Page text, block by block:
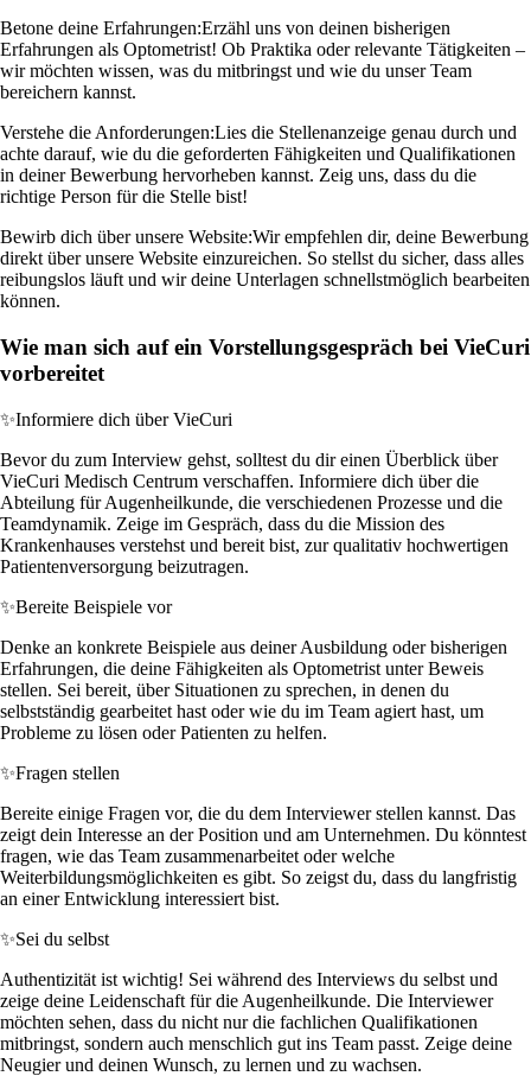
Betone deine Erfahrungen:Erzähl uns von deinen bisherigen
Erfahrungen als Optometrist! Ob Praktika oder relevante Tätigkeiten –
wir möchten wissen, was du mitbringst und wie du unser Team
bereichern kannst.
Verstehe die Anforderungen:Lies die Stellenanzeige genau durch und
achte darauf, wie du die geforderten Fähigkeiten und Qualifikationen
in deiner Bewerbung hervorheben kannst. Zeig uns, dass du die
richtige Person für die Stelle bist!
Bewirb dich über unsere Website:Wir empfehlen dir, deine Bewerbung
direkt über unsere Website einzureichen. So stellst du sicher, dass alles
reibungslos läuft und wir deine Unterlagen schnellstmöglich bearbeiten
können.
Wie man sich auf ein Vorstellungsgespräch bei VieCuri
vorbereitet
✨Informiere dich über VieCuri
Bevor du zum Interview gehst, solltest du dir einen Überblick über
VieCuri Medisch Centrum verschaffen. Informiere dich über die
Abteilung für Augenheilkunde, die verschiedenen Prozesse und die
Teamdynamik. Zeige im Gespräch, dass du die Mission des
Krankenhauses verstehst und bereit bist, zur qualitativ hochwertigen
Patientenversorgung beizutragen.
✨Bereite Beispiele vor
Denke an konkrete Beispiele aus deiner Ausbildung oder bisherigen
Erfahrungen, die deine Fähigkeiten als Optometrist unter Beweis
stellen. Sei bereit, über Situationen zu sprechen, in denen du
selbstständig gearbeitet hast oder wie du im Team agiert hast, um
Probleme zu lösen oder Patienten zu helfen.
✨Fragen stellen
Bereite einige Fragen vor, die du dem Interviewer stellen kannst. Das
zeigt dein Interesse an der Position und am Unternehmen. Du könntest
fragen, wie das Team zusammenarbeitet oder welche
Weiterbildungsmöglichkeiten es gibt. So zeigst du, dass du langfristig
an einer Entwicklung interessiert bist.
✨Sei du selbst
Authentizität ist wichtig! Sei während des Interviews du selbst und
zeige deine Leidenschaft für die Augenheilkunde. Die Interviewer
möchten sehen, dass du nicht nur die fachlichen Qualifikationen
mitbringst, sondern auch menschlich gut ins Team passt. Zeige deine
Neugier und deinen Wunsch, zu lernen und zu wachsen.